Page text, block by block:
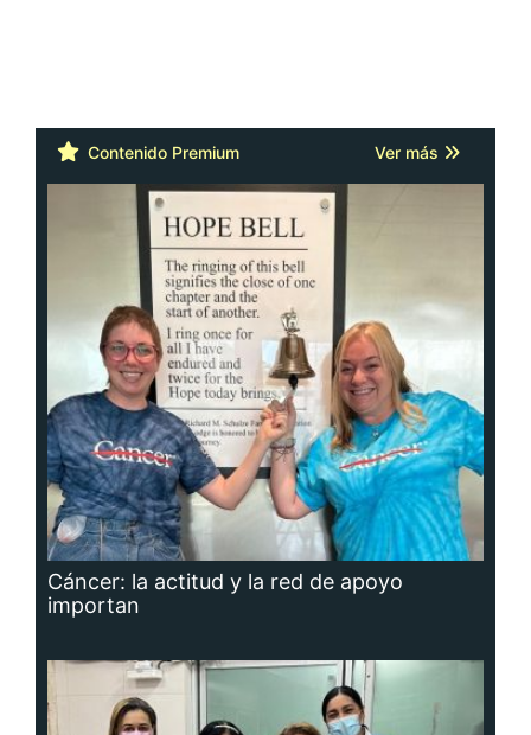
Contenido Premium Ver más
Cáncer: la actitud y la red de apoyo
importan